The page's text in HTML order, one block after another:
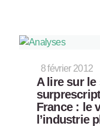
8 février 2012
A lire sur
France : le
l’industrie